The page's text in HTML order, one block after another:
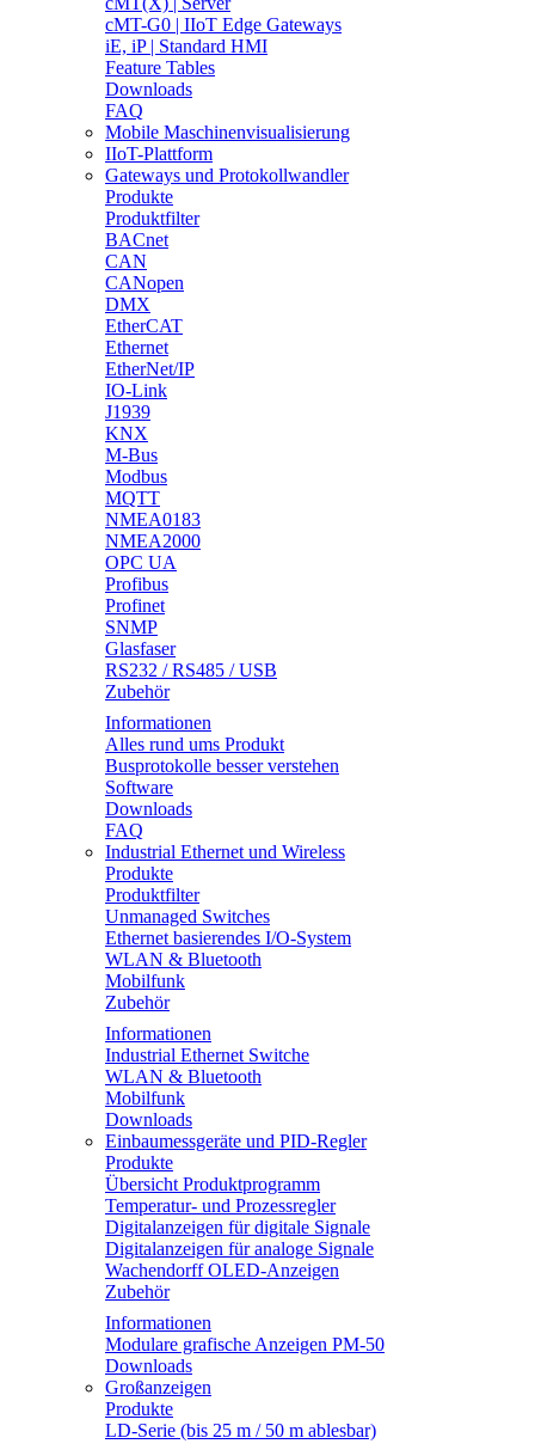
cMT-G0 | IIoT Edge Gateways
iE, iP | Standard HMI
Feature Tables
Downloads
FAQ
Mobile Maschinenvisualisierung
IIoT-Plattform
Gateways und Protokollwandler
Produkte
Produktfilter
BACnet
CAN
CANopen
DMX
EtherCAT
Ethernet
EtherNet/IP
IO-Link
J1939
KNX
M-Bus
Modbus
MQTT
NMEA0183
NMEA2000
OPC UA
Profibus
Profinet
SNMP
Glasfaser
RS232 / RS485 / USB
Zubehör
Informationen
Alles rund ums Produkt
Busprotokolle besser verstehen
Software
Downloads
FAQ
Industrial Ethernet und Wireless
Produkte
Produktfilter
Unmanaged Switches
Ethernet basierendes I/O-System
WLAN & Bluetooth
Mobilfunk
Zubehör
Informationen
Industrial Ethernet Switche
WLAN & Bluetooth
Mobilfunk
Downloads
Einbaumessgeräte und PID-Regler
Produkte
Übersicht Produktprogramm
Temperatur- und Prozessregler
Digitalanzeigen für digitale Signale
Digitalanzeigen für analoge Signale
Wachendorff OLED-Anzeigen
Zubehör
Informationen
Modulare grafische Anzeigen PM-50
Downloads
Großanzeigen
Produkte
LD-Serie (bis 25 m / 50 m ablesbar)